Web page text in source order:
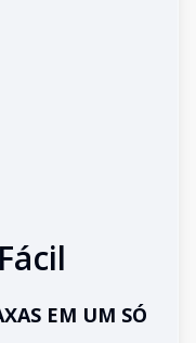
EM UM SÓ